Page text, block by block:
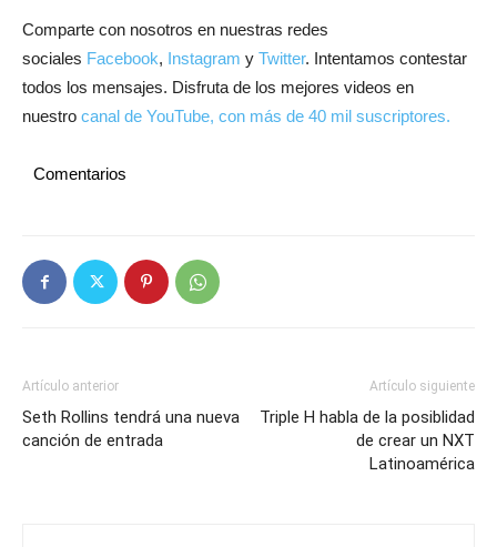
Comparte con nosotros en nuestras redes
sociales Facebook, Instagram y Twitter. Intentamos contestar
todos los mensajes. Disfruta de los mejores videos en
nuestro canal de YouTube, con más de 40 mil suscriptores.
Comentarios
Artículo anterior
Seth Rollins tendrá una nueva
canción de entrada
Artículo siguiente
Triple H habla de la posiblidad
de crear un NXT
Latinoamérica